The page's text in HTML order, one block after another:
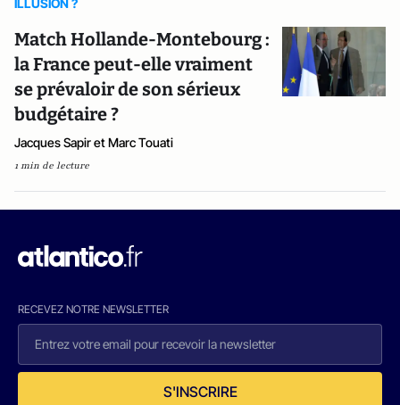
ILLUSION ?
Match Hollande-Montebourg :
la France peut-elle vraiment
se prévaloir de son sérieux
budgétaire ?
Jacques Sapir et Marc Touati
1 min de lecture
RECEVEZ NOTRE NEWSLETTER
S'INSCRIRE